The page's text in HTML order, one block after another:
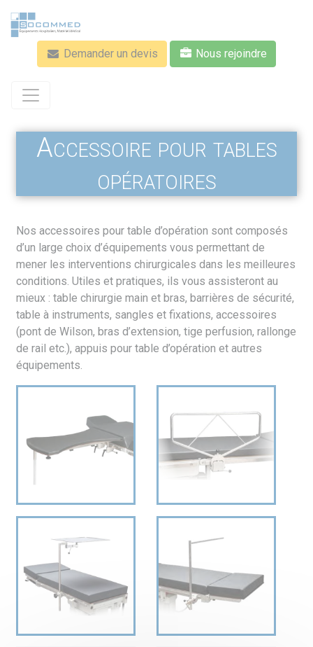
au
contenu
Demander un devis Nous rejoindre
Accessoire pour tables
opératoires
Nos accessoires pour table d’opération sont composés
d’un large choix d’équipements vous permettant de
mener les interventions chirurgicales dans les meilleures
conditions. Utiles et pratiques, ils vous assisteront au
mieux : table chirurgie main et bras, barrières de sécurité,
table à instruments, sangles et fixations, accessoires
(pont de Wilson, bras d’extension, tige perfusion, rallonge
de rail etc.), appuis pour table d’opération et autres
équipements.